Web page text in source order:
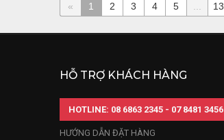
« 1 2 3 4 5 13
HỖ TRỢ KHÁCH HÀNG
HOTLINE: 08 6863 2345 - 07 8481 3456
HƯỚNG DẪN ĐẶT HÀNG